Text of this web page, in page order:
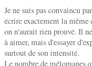
Je ne suis pas convaincu
écrire exactement la
on n'aurait rien prouvé. Il
à aimer, mais d'essayer
surtout de son intensité.
Le nombre de mélomanes